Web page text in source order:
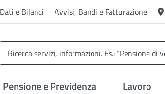
Dati e Bilanci Avvisi, Bandi e Fatturazione
Pensione e Previdenza Lavoro